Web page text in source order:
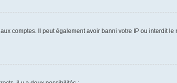
comptes. Il peut également avoir banni votre IP ou interdit